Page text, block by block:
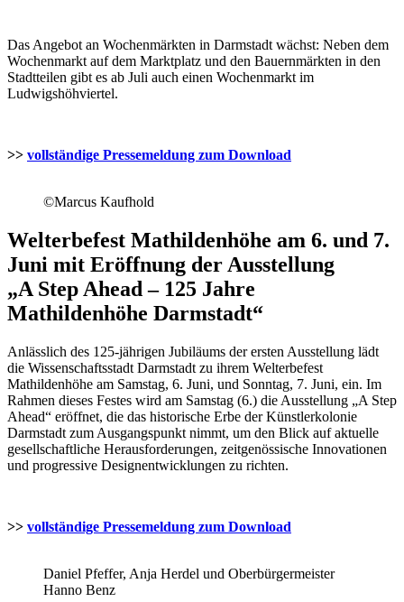
Das Angebot an Wochenmärkten in Darmstadt wächst: Neben dem
Wochenmarkt auf dem Marktplatz und den Bauernmärkten in den
Stadtteilen gibt es ab Juli auch einen Wochenmarkt im
Ludwigshöhviertel.
>> vollständige Pressemeldung zum Download
©Marcus Kaufhold
Welterbefest Mathildenhöhe am 6. und 7.
Juni mit Eröffnung der Ausstellung
„A Step Ahead – 125 Jahre
Mathildenhöhe Darmstadt“
Anlässlich des 125-jährigen Jubiläums der ersten Ausstellung lädt
die Wissenschaftsstadt Darmstadt zu ihrem Welterbefest
Mathildenhöhe am Samstag, 6. Juni, und Sonntag, 7. Juni, ein. Im
Rahmen dieses Festes wird am Samstag (6.) die Ausstellung „A Step
Ahead“ eröffnet, die das historische Erbe der Künstlerkolonie
Darmstadt zum Ausgangspunkt nimmt, um den Blick auf aktuelle
gesellschaftliche Herausforderungen, zeitgenössische Innovationen
und progressive Designentwicklungen zu richten.
>> vollständige Pressemeldung zum Download
Daniel Pfeffer, Anja Herdel und Oberbürgermeister
Hanno Benz